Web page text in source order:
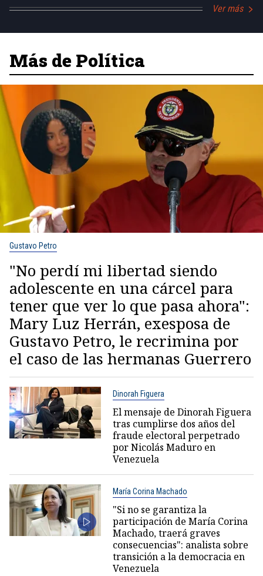
Ver más
Más de Política
Gustavo Petro
"No perdí mi libertad siendo
adolescente en una cárcel para
tener que ver lo que pasa ahora":
Mary Luz Herrán, exesposa de
Gustavo Petro, le recrimina por
el caso de las hermanas Guerrero
Dinorah Figuera
El mensaje de Dinorah Figuera
tras cumplirse dos años del
fraude electoral perpetrado
por Nicolás Maduro en
Venezuela
María Corina Machado
"Si no se garantiza la
participación de María Corina
Machado, traerá graves
consecuencias": analista sobre
transición a la democracia en
Venezuela